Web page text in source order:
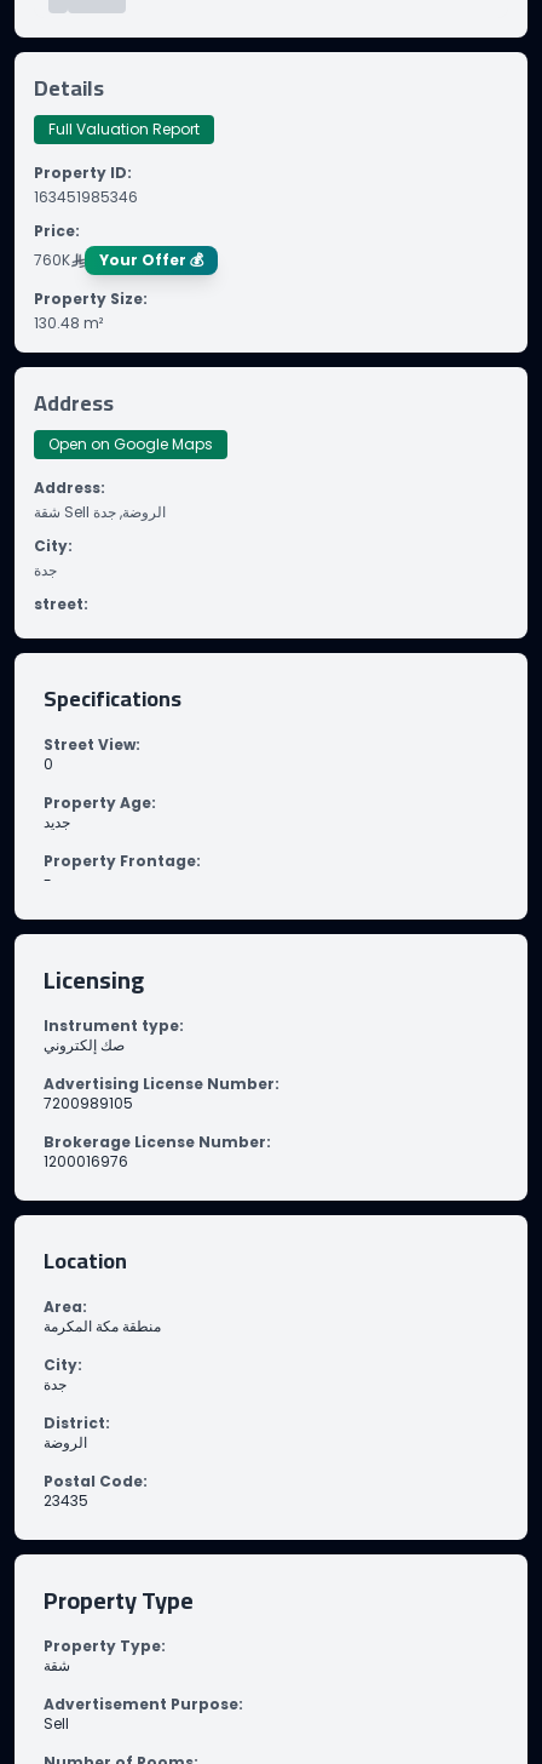
Details
Full Valuation Report
Property ID:
163451985346
Price:
760K
Your Offer 💰
Property Size:
130.48 m²
Address
Open on Google Maps
Address:
شقة Sell الروضة, جدة
City:
جدة
street:
Specifications
Street View:
0
Property Age:
جديد
Property Frontage:
-
Licensing
Instrument type:
صك إلكتروني
Advertising License Number:
7200989105
Brokerage License Number:
1200016976
Location
Area:
منطقة مكة المكرمة
City:
جدة
District:
الروضة
Postal Code:
23435
Property Type
Property Type:
شقة
Advertisement Purpose:
Sell